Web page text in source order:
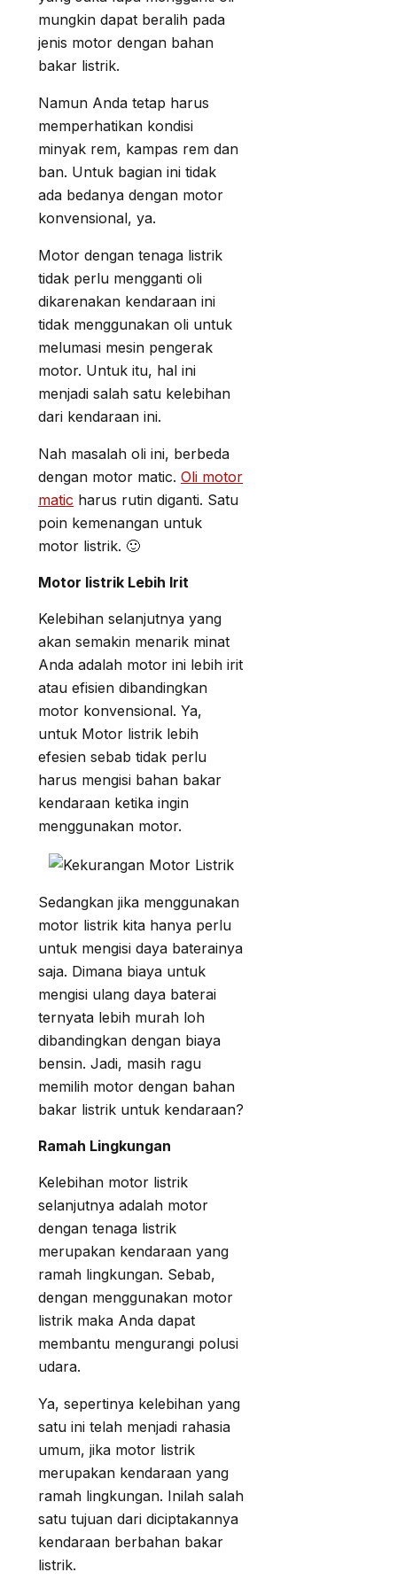
mungkin dapat beralih pada
jenis motor dengan bahan
bakar listrik.
Namun Anda tetap harus
memperhatikan kondisi
minyak rem, kampas rem dan
ban. Untuk bagian ini tidak
ada bedanya dengan motor
konvensional, ya.
Motor dengan tenaga listrik
tidak perlu mengganti oli
dikarenakan kendaraan ini
tidak menggunakan oli untuk
melumasi mesin pengerak
motor. Untuk itu, hal ini
menjadi salah satu kelebihan
dari kendaraan ini.
Nah masalah oli ini, berbeda
dengan motor matic. Oli motor
matic harus rutin diganti. Satu
poin kemenangan untuk
motor listrik. 🙂
Motor listrik Lebih Irit
Kelebihan selanjutnya yang
akan semakin menarik minat
Anda adalah motor ini lebih irit
atau efisien dibandingkan
motor konvensional. Ya,
untuk Motor listrik lebih
efesien sebab tidak perlu
harus mengisi bahan bakar
kendaraan ketika ingin
menggunakan motor.
Sedangkan jika menggunakan
motor listrik kita hanya perlu
untuk mengisi daya baterainya
saja. Dimana biaya untuk
mengisi ulang daya baterai
ternyata lebih murah loh
dibandingkan dengan biaya
bensin. Jadi, masih ragu
memilih motor dengan bahan
bakar listrik untuk kendaraan?
Ramah Lingkungan
Kelebihan motor listrik
selanjutnya adalah motor
dengan tenaga listrik
merupakan kendaraan yang
ramah lingkungan. Sebab,
dengan menggunakan motor
listrik maka Anda dapat
membantu mengurangi polusi
udara.
Ya, sepertinya kelebihan yang
satu ini telah menjadi rahasia
umum, jika motor listrik
merupakan kendaraan yang
ramah lingkungan. Inilah salah
satu tujuan dari diciptakannya
kendaraan berbahan bakar
listrik.